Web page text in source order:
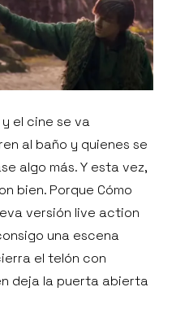
el cine se va
al baño y quienes se
algo más. Y esta vez,
bien. Porque Cómo
versión live action
una escena
el telón con
deja la puerta abierta